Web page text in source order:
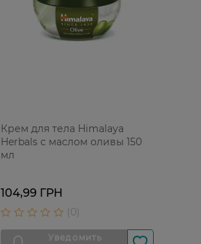
Крем для тела Himalaya
Herbals с маслом оливы 150
мл
104,99 ГРН